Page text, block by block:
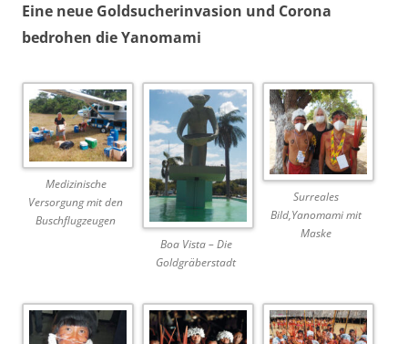
Eine neue Goldsucherinvasion und Corona
bedrohen die Yanomami
Medizinische
Versorgung mit den
Buschflugzeugen
Boa Vista – Die
Goldgräberstadt
Surreales
Bild,Yanomami mit
Maske